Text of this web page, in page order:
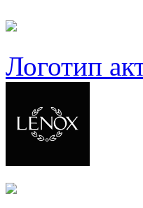
Логотип